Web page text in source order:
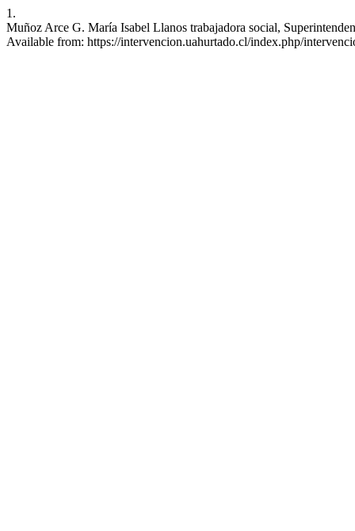
1.
Muñoz Arce G. María Isabel Llanos trabajadora social,
Available from: https://intervencion.uahurtado.cl/index.php/